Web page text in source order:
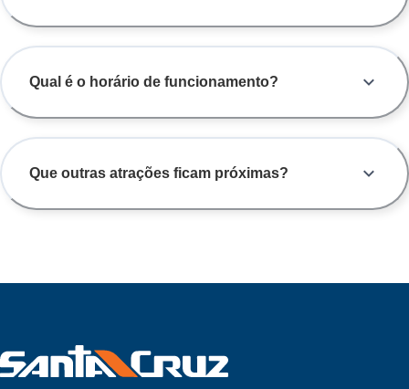
Qual é o horário de funcionamento?
Que outras atrações ficam próximas?